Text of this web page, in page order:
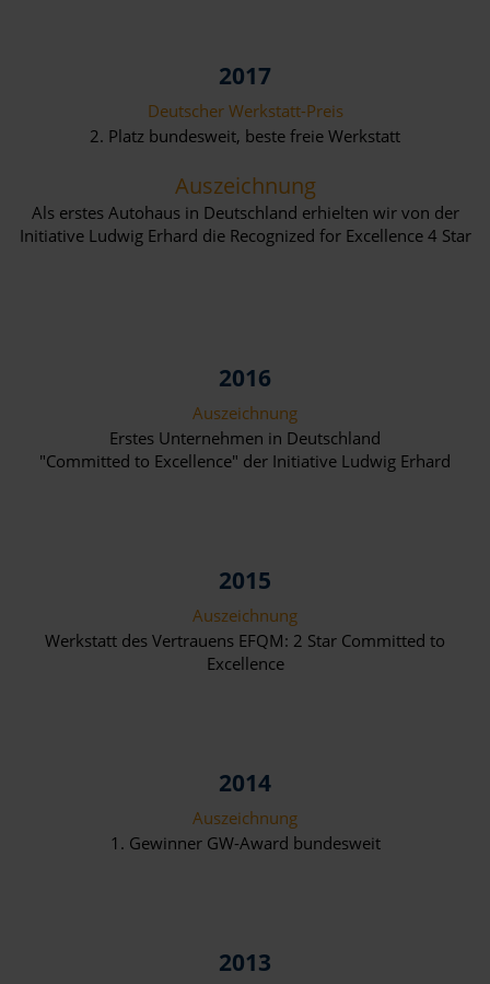
2017
Deutscher Werkstatt-Preis
2. Platz bundesweit, beste freie Werkstatt
Auszeichnung
Als erstes Autohaus in Deutschland erhielten wir von der
Initiative Ludwig Erhard die Recognized for Excellence 4 Star
2016
Auszeichnung
Erstes Unternehmen in Deutschland
"Committed to Excellence" der Initiative Ludwig Erhard
2015
Auszeichnung
Werkstatt des Vertrauens EFQM: 2 Star Committed to
Excellence
2014
Auszeichnung
1. Gewinner GW-Award bundesweit
2013